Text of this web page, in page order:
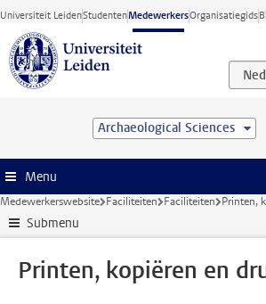
Ga direct naar de inhoud
Universiteit LeidenStudentenMedewerkersOrganisatiegids
Archaeological Sciences
Menu
Medewerkerswebsite Faciliteiten Faciliteiten Printen,
Submenu
Printen, kopiëren en